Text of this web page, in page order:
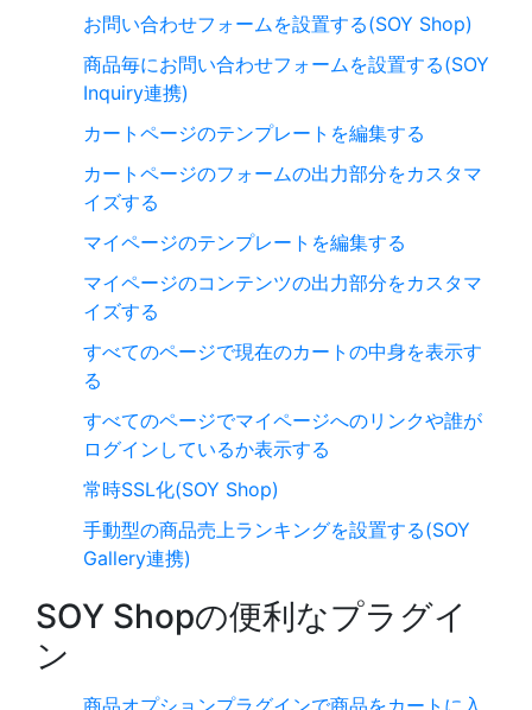
お問い合わせフォームを設置する(SOY Shop)
商品毎にお問い合わせフォームを設置する(SOY
Inquiry連携)
カートページのテンプレートを編集する
カートページのフォームの出力部分をカスタマ
イズする
マイページのテンプレートを編集する
マイページのコンテンツの出力部分をカスタマ
イズする
すべてのページで現在のカートの中身を表示す
る
すべてのページでマイページへのリンクや誰が
ログインしているか表示する
常時SSL化(SOY Shop)
手動型の商品売上ランキングを設置する(SOY
Gallery連携)
SOY Shopの便利なプラグイ
ン